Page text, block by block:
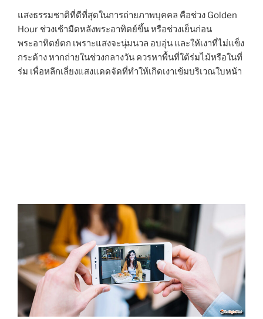
แสงธรรมชาติที่ดีที่สุดในการถ่ายภาพบุคคล คือช่วง Golden
Hour ช่วงเช้ามืดหลังพระอาทิตย์ขึ้น หรือช่วงเย็นก่อน
พระอาทิตย์ตก เพราะแสงจะนุ่มนวล อบอุ่น และให้เงาที่ไม่แข็ง
กระด้าง หากถ่ายในช่วงกลางวัน ควรหาพื้นที่ใต้ร่มไม้หรือในที่
ร่ม เพื่อหลีกเลี่ยงแสงแดดจัดที่ทำให้เกิดเงาเข้มบริเวณใบหน้า